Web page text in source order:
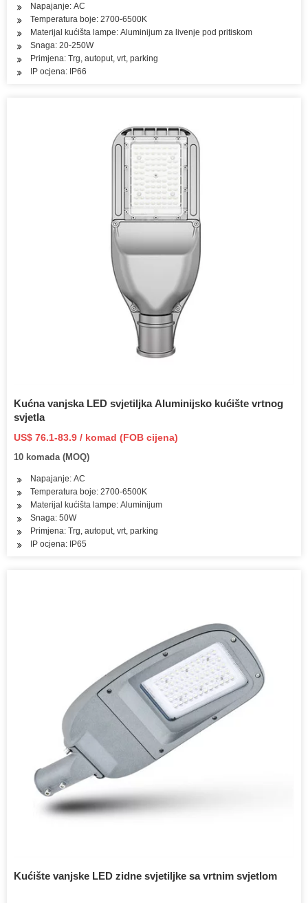
Napajanje: AC
Temperatura boje: 2700-6500K
Materijal kućišta lampe: Aluminijum za livenje pod pritiskom
Snaga: 20-250W
Primjena: Trg, autoput, vrt, parking
IP ocjena: IP66
Kućna vanjska LED svjetiljka Aluminijsko kućište vrtnog
svjetla
US$ 76.1-83.9 / komad (FOB cijena)
10 komada (MOQ)
Napajanje: AC
Temperatura boje: 2700-6500K
Materijal kućišta lampe: Aluminijum
Snaga: 50W
Primjena: Trg, autoput, vrt, parking
IP ocjena: IP65
Kućište vanjske LED zidne svjetiljke sa vrtnim svjetlom